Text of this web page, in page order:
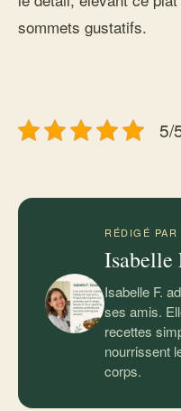
sommets gustatifs.
5/
RÉDIGÉ PAR
Isabelle
Isabelle F.
ses amis.
recettes
nourrissent
corps.